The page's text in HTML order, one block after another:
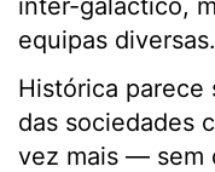
inter-galáctico,
equipas diversas.
Histórica parece
das sociedades
vez mais — sem